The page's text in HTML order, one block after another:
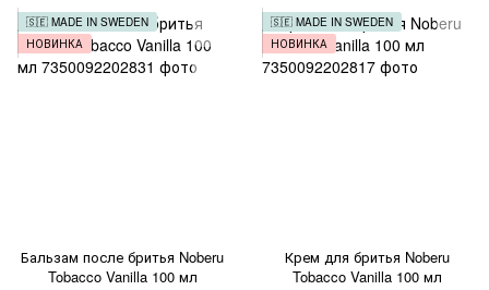
🇸🇪 MADE IN SWEDEN
НОВИНКА
Бальзам после бритья Noberu
Tobacco Vanilla 100 мл
🇸🇪 MADE IN SWEDEN
НОВИНКА
Крем для бритья Noberu
Tobacco Vanilla 100 мл